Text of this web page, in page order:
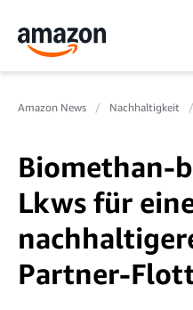
Amazon News Nachhaltigkeit
Biomethan-
Lkws für
Partner-